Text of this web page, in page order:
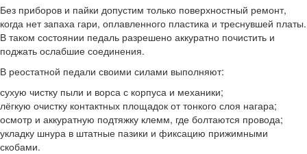
Без приборов и пайки допустим только поверхностный ремонт,
когда нет запаха гари, оплавленного пластика и треснувшей платы.
В таком состоянии педаль разрешено аккуратно почистить и
поджать ослабшие соединения.
В реостатной педали своими силами выполняют:
сухую чистку пыли и ворса с корпуса и механики;
лёгкую очистку контактных площадок от тонкого слоя нагара;
осмотр и аккуратную подтяжку клемм, где болтаются провода;
укладку шнура в штатные пазики и фиксацию прижимными
скобами.